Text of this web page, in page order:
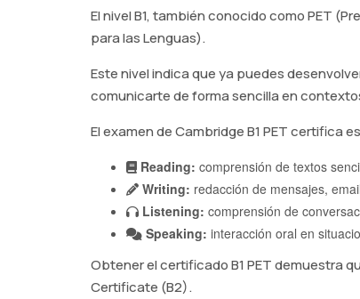
El nivel B1, también conocido como PET
para las Lenguas).
Este nivel indica que ya puedes
comunicarte de forma sencilla en
El examen de Cambridge B1 PET certifica
Reading: comprensión de textos
Writing: redacción de mensajes,
Listening: comprensión de
Speaking: interacción oral en
Obtener el certificado B1 PET demuestra
Certificate (B2).